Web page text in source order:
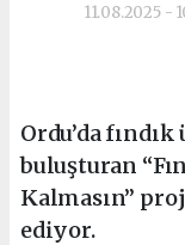
11.08.2025 -
Ordu’da
buluşturan
Kalmasın”
ediyor.